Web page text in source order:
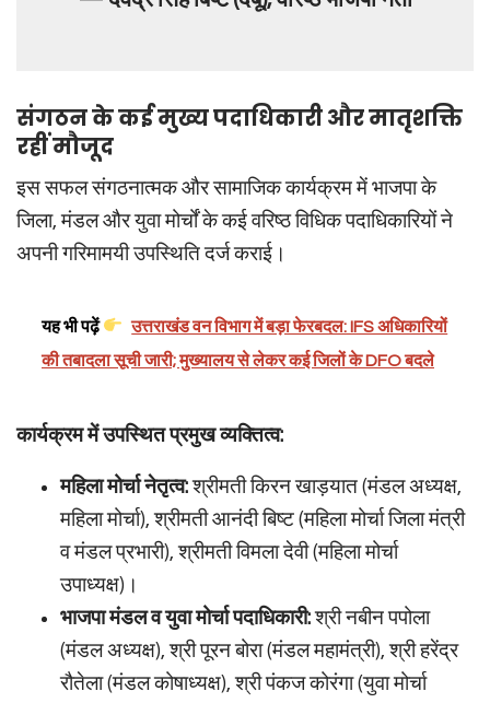
संगठन के कई मुख्य पदाधिकारी और मातृशक्ति
रहीं मौजूद
इस सफल संगठनात्मक और सामाजिक कार्यक्रम में भाजपा के
जिला, मंडल और युवा मोर्चों के कई वरिष्ठ विधिक पदाधिकारियों ने
अपनी गरिमामयी उपस्थिति दर्ज कराई।
यह भी पढ़ें
उत्तराखंड वन विभाग में बड़ा फेरबदल: IFS अधिकारियों
की तबादला सूची जारी; मुख्यालय से लेकर कई जिलों के DFO बदले
कार्यक्रम में उपस्थित प्रमुख व्यक्तित्व:
महिला मोर्चा नेतृत्व:श्रीमती किरन खाड़यात (मंडल अध्यक्ष,
महिला मोर्चा), श्रीमती आनंदी बिष्ट (महिला मोर्चा जिला मंत्री
व मंडल प्रभारी), श्रीमती विमला देवी (महिला मोर्चा
उपाध्यक्ष)।
भाजपा मंडल व युवा मोर्चा पदाधिकारी:श्री नबीन पपोला
(मंडल अध्यक्ष), श्री पूरन बोरा (मंडल महामंत्री), श्री हरेंद्र
रौतेला (मंडल कोषाध्यक्ष), श्री पंकज कोरंगा (युवा मोर्चा